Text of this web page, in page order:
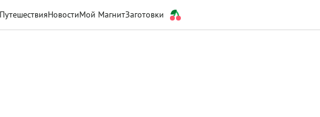
ПутешествияНовостиМой МагнитЗаготовки